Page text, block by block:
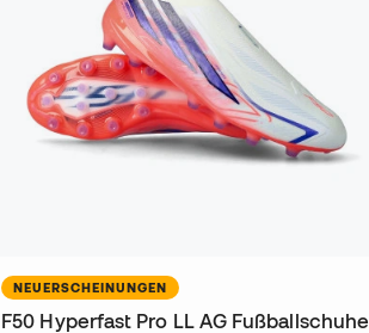
NEUERSCHEINUNGEN
F50 Hyperfast Pro LL AG Fußballschuhe